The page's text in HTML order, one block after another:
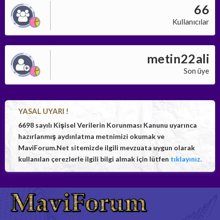
66
Kullanıcılar
metin22ali
Son üye
YASAL UYARI !
6698 sayılı Kişisel Verilerin Korunması Kanunu uyarınca
hazırlanmış aydınlatma metnimizi okumak ve
MaviForum.Net sitemizde ilgili mevzuata uygun olarak
kullanılan çerezlerle ilgili bilgi almak için lütfen tıklayınız.